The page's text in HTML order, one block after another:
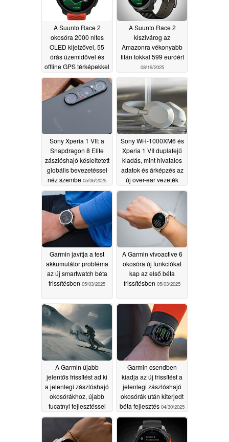
A Suunto Race 2
okosóra 2000 nites
OLED kijelzővel, 55
órás üzemidővel és
offline GPS térképekkel
debütál az ösvényfutók
számára08/29/2025
A Suunto Race 2
kiszivárog az
Amazonra vékonyabb
titán tokkal 599 euróért
08/19/2025
Sony Xperia 1 VII: a
Snapdragon 8 Elite
zászlóshajó késleltetett
globális bevezetéssel
néz szembe 05/06/2025
Sony WH-1000XM6 és
Xperia 1 VII duplafejű
kiadás, mint hivatalos
adatok és árképzés az
új over-ear vezeték
nélküli fejhallgató
foltos kiszúrása
05/04/2025
Garmin javítja a test
akkumulátor probléma
az új smartwatch béta
frissítésben 05/03/2025
A Garmin vivoactive 6
okosóra új funkciókat
kap az első béta
frissítésben 05/03/2025
A Garmin újabb
jelentős frissítést ad ki
a jelenlegi zászlóshajó
okosórákhoz, újabb
tucatnyi fejlesztéssel
05/01/2025
Garmin csendben
kiadja az új frissítést a
jelenlegi zászlóshajó
okosórák után kiterjedt
béta fejlesztés 04/30/2025